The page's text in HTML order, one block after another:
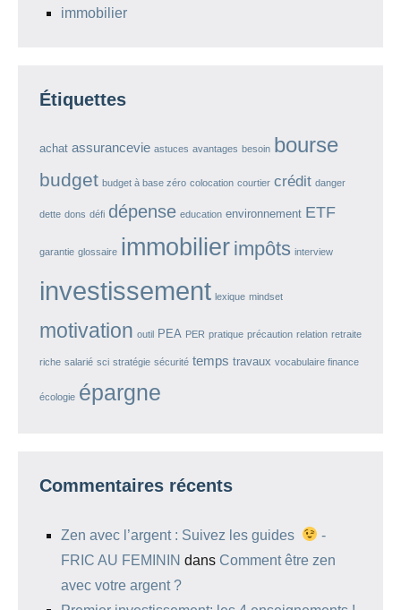
immobilier
Étiquettes
achat assurancevie astuces avantages besoin bourse
budget budget à base zéro colocation courtier crédit danger
dette dons défi dépense education environnement ETF
garantie glossaire immobilier impôts interview
investissement lexique mindset
motivation outil PEA PER pratique précaution relation retraite
riche salarié sci stratégie sécurité temps travaux vocabulaire finance
écologie épargne
Commentaires récents
Zen avec l’argent : Suivez les guides
-
FRIC AU FEMININ dans Comment être zen
avec votre argent ?